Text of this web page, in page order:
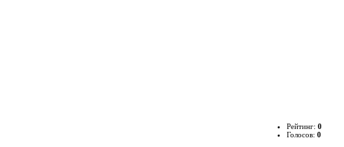
Рейтинг: 0
Голосов: 0